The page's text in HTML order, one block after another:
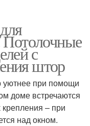
Потолочные
с
штор
уютнее при помощи
доме встречаются
– при
над окном.